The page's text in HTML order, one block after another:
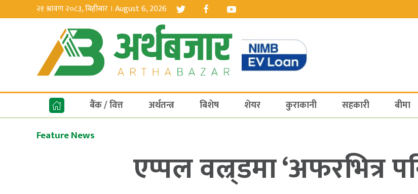
२१ श्रावण २०८३, बिहीबार । August 6, 2026
बैंक / वित्त अर्थतन्त्र बिशेष शेयर कुराकानी सहकारी बीमा
Feature News
एप्पल वल्र्डमा ‘अफरभित्र